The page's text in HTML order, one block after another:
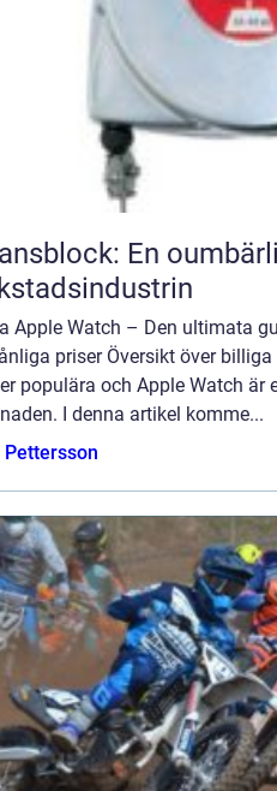
En
Apple Watch – Den ultimata
priser Översikt över
populära och Apple Watch är
I denna artikel komme...